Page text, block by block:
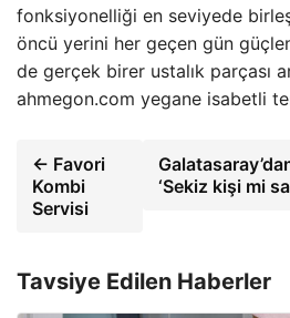
fonksiyonelliği en seviyede
öncü yerini her geçen gün
de gerçek birer ustalık parçası
ahmegon.com yegane isabetli
← Favori
Kombi
Servisi
‘Sekiz kişi mi
Tavsiye Edilen Haberler